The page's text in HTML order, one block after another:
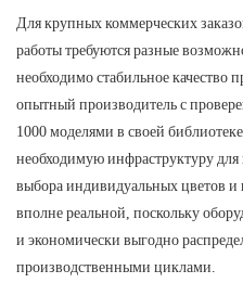
Для крупных коммерческих
работы требуются разные
необходимо стабильное качество
опытный производитель с
1000 моделями в своей
необходимую инфраструктуру
выбора индивидуальных цветов и
вполне реальной, поскольку
и экономически выгодно
производственными циклами.